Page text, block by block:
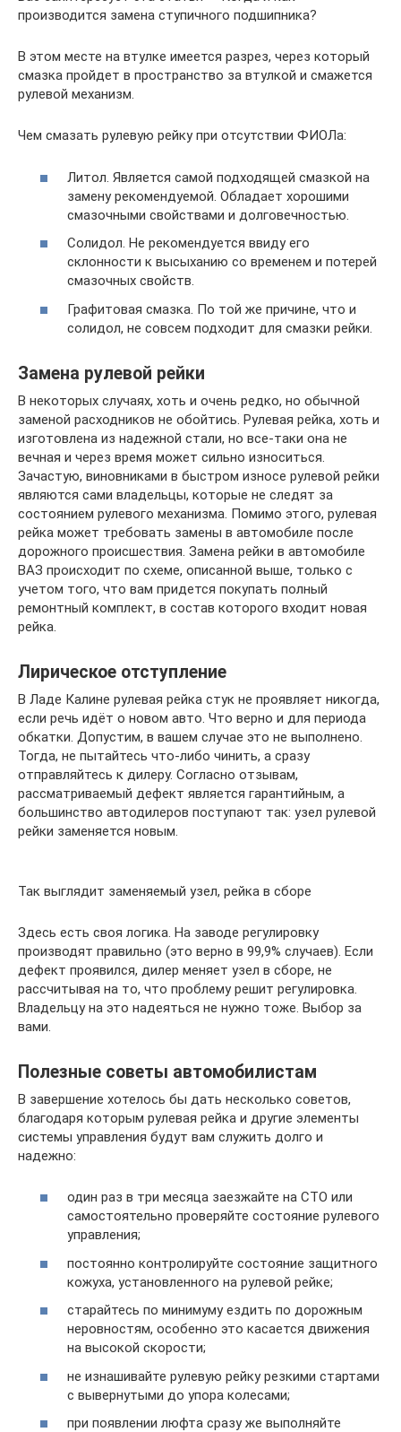
производится замена ступичного подшипника?
В этом месте на втулке имеется разрез, через который
смазка пройдет в пространство за втулкой и смажется
рулевой механизм.
Чем смазать рулевую рейку при отсутствии ФИОЛа:
Литол. Является самой подходящей смазкой на
замену рекомендуемой. Обладает хорошими
смазочными свойствами и долговечностью.
Солидол. Не рекомендуется ввиду его
склонности к высыханию со временем и потерей
смазочных свойств.
Графитовая смазка. По той же причине, что и
солидол, не совсем подходит для смазки рейки.
Замена рулевой рейки
В некоторых случаях, хоть и очень редко, но обычной
заменой расходников не обойтись. Рулевая рейка, хоть и
изготовлена из надежной стали, но все-таки она не
вечная и через время может сильно износиться.
Зачастую, виновниками в быстром износе рулевой рейки
являются сами владельцы, которые не следят за
состоянием рулевого механизма. Помимо этого, рулевая
рейка может требовать замены в автомобиле после
дорожного происшествия. Замена рейки в автомобиле
ВАЗ происходит по схеме, описанной выше, только с
учетом того, что вам придется покупать полный
ремонтный комплект, в состав которого входит новая
рейка.
Лирическое отступление
В Ладе Калине рулевая рейка стук не проявляет никогда,
если речь идёт о новом авто. Что верно и для периода
обкатки. Допустим, в вашем случае это не выполнено.
Тогда, не пытайтесь что-либо чинить, а сразу
отправляйтесь к дилеру. Согласно отзывам,
рассматриваемый дефект является гарантийным, а
большинство автодилеров поступают так: узел рулевой
рейки заменяется новым.
Так выглядит заменяемый узел, рейка в сборе
Здесь есть своя логика. На заводе регулировку
производят правильно (это верно в 99,9% случаев). Если
дефект проявился, дилер меняет узел в сборе, не
рассчитывая на то, что проблему решит регулировка.
Владельцу на это надеяться не нужно тоже. Выбор за
вами.
Полезные советы автомобилистам
В завершение хотелось бы дать несколько советов,
благодаря которым рулевая рейка и другие элементы
системы управления будут вам служить долго и
надежно:
один раз в три месяца заезжайте на СТО или
самостоятельно проверяйте состояние рулевого
управления;
постоянно контролируйте состояние защитного
кожуха, установленного на рулевой рейке;
старайтесь по минимуму ездить по дорожным
неровностям, особенно это касается движения
на высокой скорости;
не изнашивайте рулевую рейку резкими стартами
с вывернутыми до упора колесами;
при появлении люфта сразу же выполняйте